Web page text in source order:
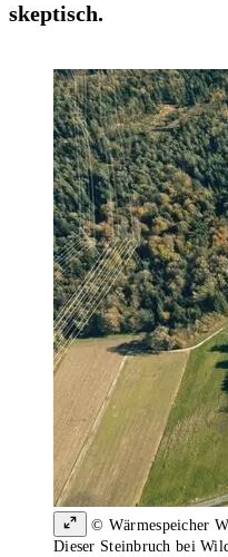
skeptisch.
© Wärmespeicher
Dieser Steinbruch bei